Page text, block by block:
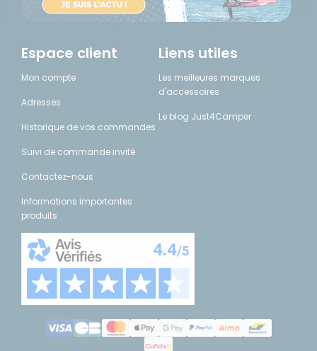
Espace client
Mon compte
Adresses
Historique de vos commandes
Suivi de commande invité
Contactez-nous
Informations importantes
produits
Liens utiles
Les meilleures marques
d'accessoires
Le blog Just4Camper